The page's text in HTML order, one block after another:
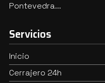
Pontevedra...
Servicios
Inicio
Cerrajero 24h